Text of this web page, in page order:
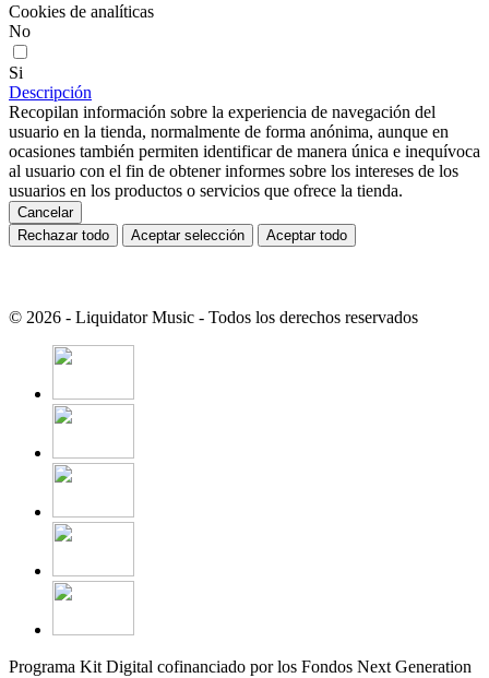
Cookies de analíticas
No
Si
Descripción
Recopilan información sobre la experiencia de navegación del
usuario en la tienda, normalmente de forma anónima, aunque en
ocasiones también permiten identificar de manera única e inequívoca
al usuario con el fin de obtener informes sobre los intereses de los
usuarios en los productos o servicios que ofrece la tienda.
Cancelar
Rechazar todo
Aceptar selección Aceptar todo
© 2026 - Liquidator Music - Todos los derechos reservados
Programa Kit Digital cofinanciado por los Fondos Next Generation